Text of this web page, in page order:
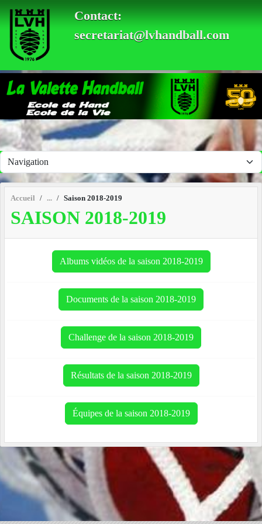
Contact:
secretariat@lvhandball.com
Accueil Saison 2018-2019
SAISON 2018-2019
Albums vidéos de la saison 2018-2019
Documents de la saison 2018-2019
Challenge de la saison 2018-2019
Résultats de la saison 2018-2019
Équipes de la saison 2018-2019
Panneau de gestion des cookies